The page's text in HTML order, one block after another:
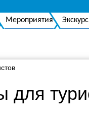
Мероприятия
для